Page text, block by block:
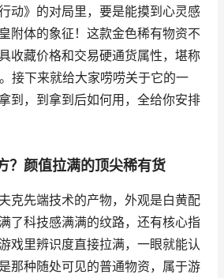
动》的对局里，要是能摸到心灵感
附体的象征！这款金色稀有物资不
收藏价格和交易硬通货属性，堪称
接下来就给大家唠唠关于它的一
到，到拿到后如何用，全给你安排
？颜值拉满的顶尖稀有货
克先端技术的产物，外观是白黄配
了科技感满满的纹路，还有核心指
戏里辨识度直接拉满，一眼就能认
那种随处可见的普通物资，属于游